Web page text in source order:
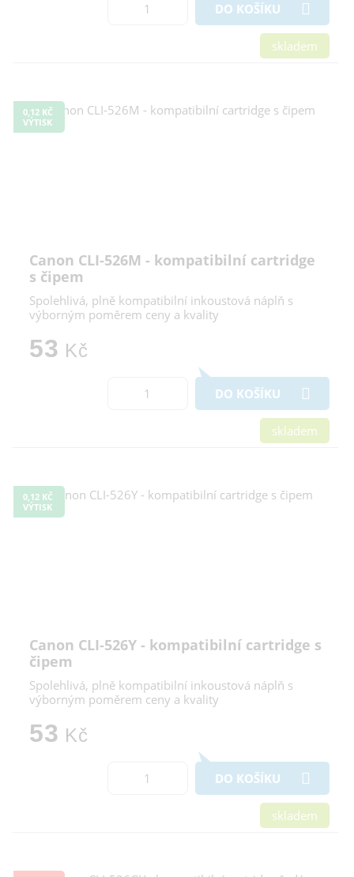
DO KOŠÍKU
skladem
0,12 KČ
VÝTISK
Canon CLI-526M - kompatibilní cartridge
s čipem
Spolehlivá, plně kompatibilní inkoustová náplň s
výborným poměrem ceny a kvality
53 Kč
DO KOŠÍKU
skladem
0,12 KČ
VÝTISK
Canon CLI-526Y - kompatibilní cartridge s
čipem
Spolehlivá, plně kompatibilní inkoustová náplň s
výborným poměrem ceny a kvality
53 Kč
DO KOŠÍKU
skladem